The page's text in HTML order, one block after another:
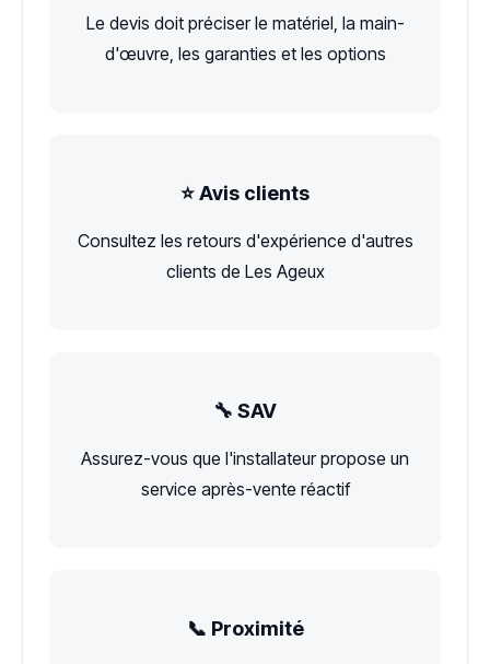
Le devis doit préciser le matériel, la main-
d'œuvre, les garanties et les options
⭐ Avis clients
Consultez les retours d'expérience d'autres
clients de Les Ageux
🔧 SAV
Assurez-vous que l'installateur propose un
service après-vente réactif
📞 Proximité